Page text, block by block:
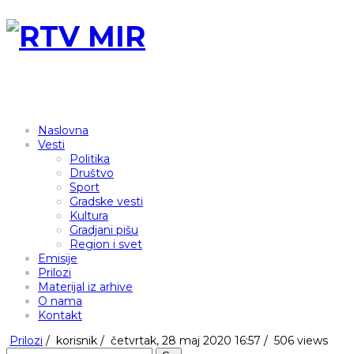
Naslovna
Vesti
Politika
Društvo
Sport
Gradske vesti
Kultura
Gradjani pišu
Region i svet
Emisije
Prilozi
Materijal iz arhive
O nama
Kontakt
Prilozi / korisnik / četvrtak, 28 maj 2020 16:57 / 506 views